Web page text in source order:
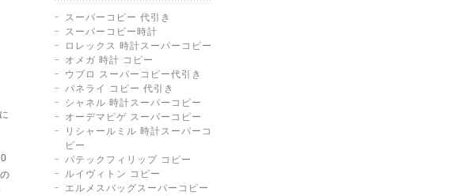
スーパーコピー 代引き
スーパーコピー時計
ロレックス 時計スーパーコピー
オメガ 時計 コピー
ウブロ スーパーコピー代引き
パネライ コピー 代引き
シャネル 時計スーパーコピー
オーデマピゲ スーパーコピー
リシャールミル 時計スーパーコ
ピー
パテックフィリップ コピー
ルイヴィトン コピー
エルメスバッグスーパーコピー